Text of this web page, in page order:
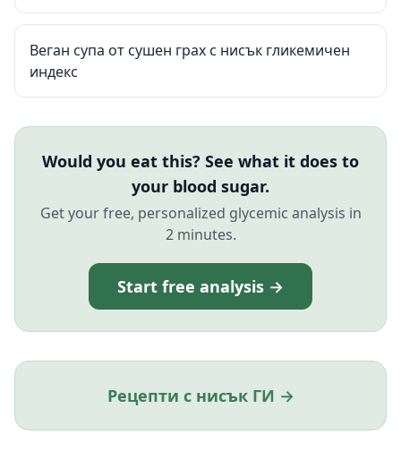
Веган супа от сушен грах с нисък гликемичен
индекс
Would you eat this? See what it does to
your blood sugar.
Get your free, personalized glycemic analysis in
2 minutes.
Start free analysis →
Рецепти с нисък ГИ →